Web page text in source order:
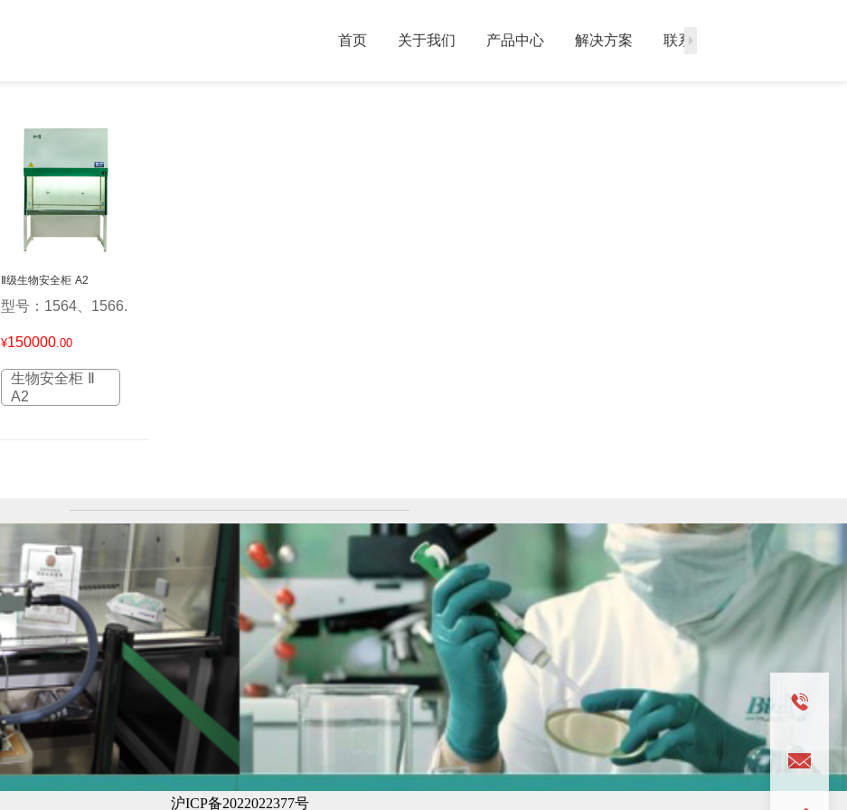
首页 关于我们 产品中心 解决方案 联系方式
Ⅱ级生物安全柜 A2
型号：1564、1566.
¥150000.00
生物安全柜 Ⅱ
A2
沪ICP备2022022377号